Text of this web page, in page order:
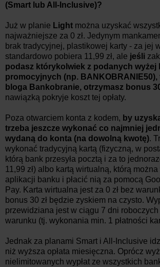
(Smart lub All-Inclusive)?
Już w planie Light można uzyskać
najważniejsze za 0 zł. Jedynym
brak tradycyjnej, plastikowej karty - za jej
standardowo pobiera 11,99 zł, ale jeśli
podasz którykolwiek z podanych wyżej
promocyjnych (np. BANKOBRANIE50),
bloga Bankobranie, otrzymasz bonus
nawiązką pokryje koszt tej opłaty.
Poza otwarciem konta z kodem, by
trzeba jeszcze wykonać co najmniej
wydaną do konta (na dowolną kwotę).
wykonać tradycyjną kartą (fizyczną, w
którą bank przesyła pocztą i za to
11,99 zł) albo kartą wirtualną, którą
aplikacji banku i płacić nią za pomocą
Pay. Karta wirtualna jest za 0 zł bez
bonus 30 zł będzie zyskiem na czysto.
przewidziana jest w ciągu 7 dni roboczych
warunku (tj. wykonania min. 1 płatności
Jednak za planami Smart i All-Inclusive
niż wyższa opłata miesięczna. Oprócz
nielimitowanych wypłat ze wszystkich